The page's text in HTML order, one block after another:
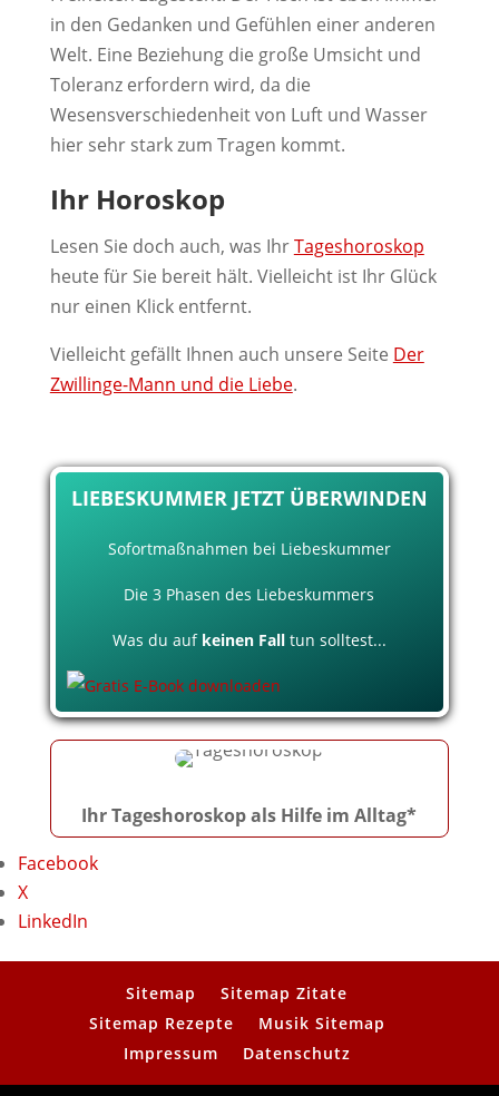
in den Gedanken und Gefühlen einer anderen
Welt. Eine Beziehung die große Umsicht und
Toleranz erfordern wird, da die
Wesensverschiedenheit von Luft und Wasser
hier sehr stark zum Tragen kommt.
Ihr Horoskop
Lesen Sie doch auch, was IhrTageshoroskop
heute für Sie bereit hält. Vielleicht ist Ihr Glück
nur einen Klick entfernt.
Vielleicht gefällt Ihnen auch unsere Seite Der
Zwillinge-Mann und die Liebe.
LIEBESKUMMER JETZT ÜBERWINDEN
Sofortmaßnahmen bei Liebeskummer
Die 3 Phasen des Liebeskummers
Was du auf keinen Falltun solltest...
Ihr Tageshoroskop als Hilfe im Alltag*
Facebook
X
LinkedIn
Sitemap
Sitemap Zitate
Sitemap Rezepte
Musik Sitemap
Impressum
Datenschutz